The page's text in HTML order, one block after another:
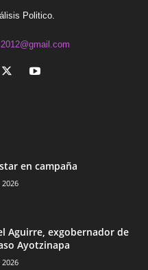
Politico.
en campaña
Aguirre, exgobernador de
Ayotzinapa